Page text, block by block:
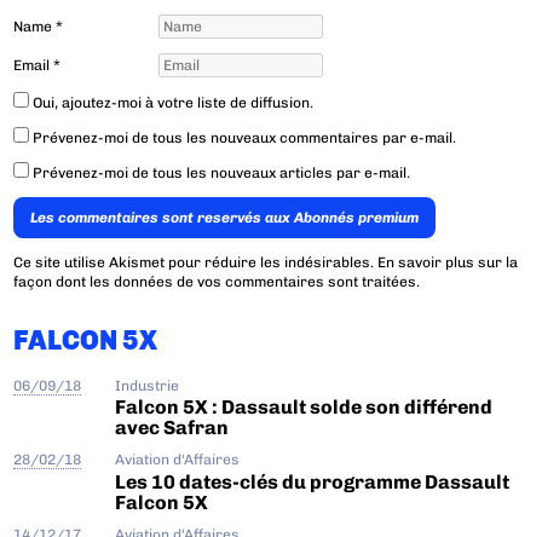
Name*
Email*
Oui, ajoutez-moi à votre liste de diffusion.
Prévenez-moi de tous les nouveaux commentaires par e-mail.
Prévenez-moi de tous les nouveaux articles par e-mail.
Les commentaires sont reservés aux Abonnés premium
Ce site utilise Akismet pour réduire les indésirables. En savoir plus sur la
façon dont les données de vos commentaires sont traitées.
FALCON 5X
06/09/18 Industrie
Falcon 5X : Dassault solde son différend
avec Safran
28/02/18 Aviation d'Affaires
Les 10 dates-clés du programme Dassault
Falcon 5X